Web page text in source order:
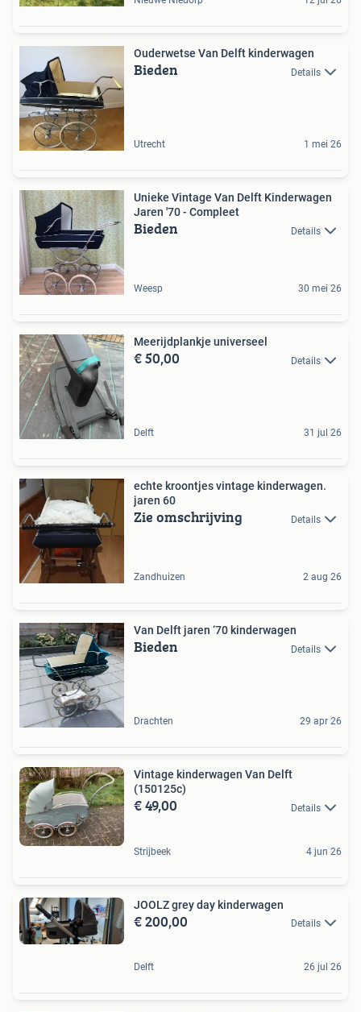
Ouderwetse Van Delft kinderwagen
Bieden Details
Utrecht 1 mei 26
Unieke Vintage Van Delft Kinderwagen
Jaren '70 - Compleet
Bieden Details
Weesp 30 mei 26
Meerijdplankje universeel
€ 50,00 Details
Delft 31 jul 26
echte kroontjes vintage kinderwagen.
jaren 60
Zie omschrijving Details
Zandhuizen 2 aug 26
Van Delft jaren ‘70 kinderwagen
Bieden Details
Drachten 29 apr 26
Vintage kinderwagen Van Delft
(150125c)
€ 49,00 Details
Strijbeek 4 jun 26
JOOLZ grey day kinderwagen
€ 200,00 Details
Delft 26 jul 26